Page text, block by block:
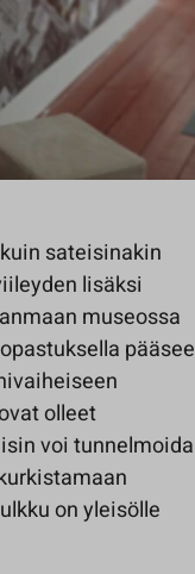
sateisinakin
lisäksi
museossa
pääsee
olleet
voi tunnelmoida
on yleisölle